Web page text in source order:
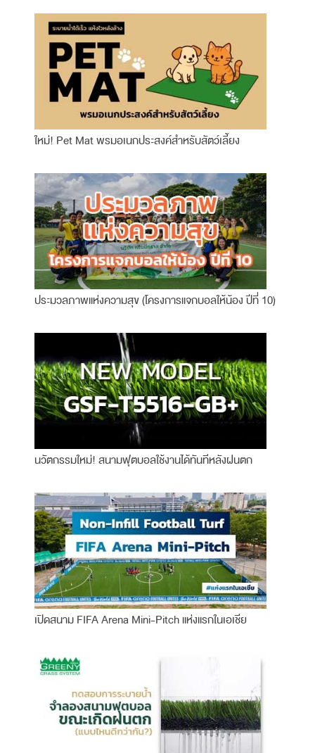
ใหม่! Pet Mat พรมอเนกประสงค์สำหรับสัตว์เลี้ยง
ประมวลภาพแห่งความสุข (โครงการแจกบอลให้น้อง ปีที่ 10)
นวัตกรรมใหม่! สนามฟุตบอลใช้งานได้ทันทีหลังฝนตก
เปิดสนาม FIFA Arena Mini-Pitch แห่งแรกในเอเชีย